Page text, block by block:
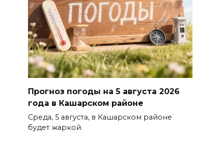
Прогноз погоды на 5 августа 2026
года в Кашарском районе
Среда, 5 августа, в Кашарском районе
будет жаркой.